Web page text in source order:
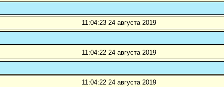
11:04:23 24 августа 2019
11:04:22 24 августа 2019
11:04:22 24 августа 2019